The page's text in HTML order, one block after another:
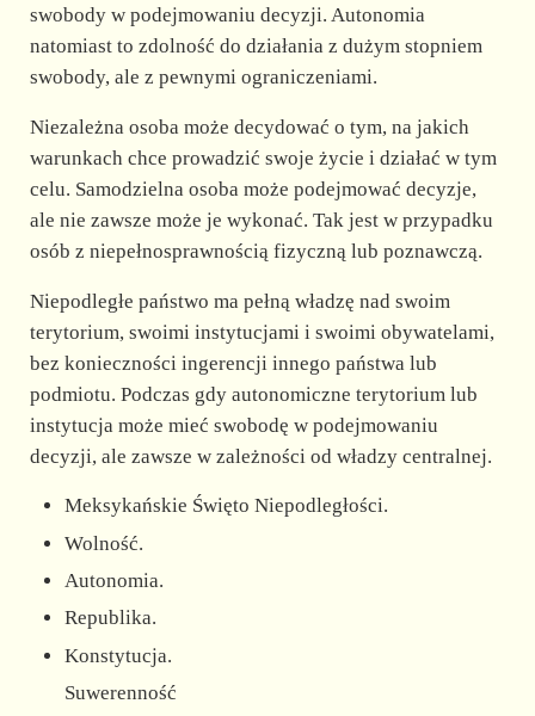
swobody w podejmowaniu decyzji. Autonomia
natomiast to zdolność do działania z dużym stopniem
swobody, ale z pewnymi ograniczeniami.
Niezależna osoba może decydować o tym, na jakich
warunkach chce prowadzić swoje życie i działać w tym
celu. Samodzielna osoba może podejmować decyzje,
ale nie zawsze może je wykonać. Tak jest w przypadku
osób z niepełnosprawnością fizyczną lub poznawczą.
Niepodległe państwo ma pełną władzę nad swoim
terytorium, swoimi instytucjami i swoimi obywatelami,
bez konieczności ingerencji innego państwa lub
podmiotu. Podczas gdy autonomiczne terytorium lub
instytucja może mieć swobodę w podejmowaniu
decyzji, ale zawsze w zależności od władzy centralnej.
Meksykańskie Święto Niepodległości.
Wolność.
Autonomia.
Republika.
Konstytucja.
Suwerenność